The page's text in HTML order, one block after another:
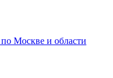
Москве и области